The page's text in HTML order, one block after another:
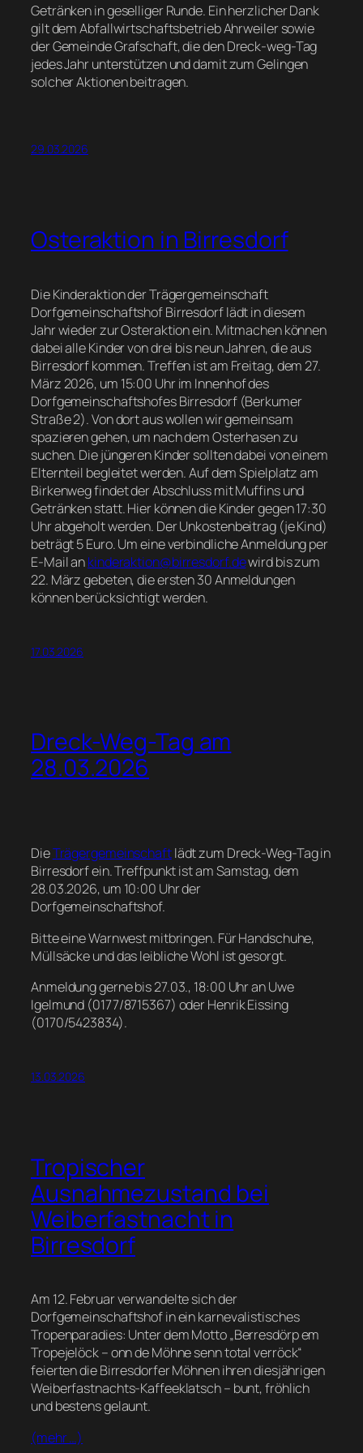
Getränken in geselliger Runde. Ein herzlicher Dank
gilt dem Abfallwirtschaftsbetrieb Ahrweiler sowie
der Gemeinde Grafschaft, die den Dreck-weg-Tag
jedes Jahr unterstützen und damit zum Gelingen
solcher Aktionen beitragen.
29.03.2026
Osteraktion in Birresdorf
Die Kinderaktion der Trägergemeinschaft
Dorfgemeinschaftshof Birresdorf lädt in diesem
Jahr wieder zur Osteraktion ein. Mitmachen können
dabei alle Kinder von drei bis neun Jahren, die aus
Birresdorf kommen. Treffen ist am Freitag, dem 27.
März 2026, um 15:00 Uhr im Innenhof des
Dorfgemeinschaftshofes Birresdorf (Berkumer
Straße 2). Von dort aus wollen wir gemeinsam
spazieren gehen, um nach dem Osterhasen zu
suchen. Die jüngeren Kinder sollten dabei von einem
Elternteil begleitet werden. Auf dem Spielplatz am
Birkenweg findet der Abschluss mit Muffins und
Getränken statt. Hier können die Kinder gegen 17:30
Uhr abgeholt werden. Der Unkostenbeitrag (je Kind)
beträgt 5 Euro. Um eine verbindliche Anmeldung per
E-Mail ankinderaktion@birresdorf.dewird bis zum
22. März gebeten, die ersten 30 Anmeldungen
können berücksichtigt werden.
17.03.2026
Dreck-Weg-Tag am
28.03.2026
DieTrägergemeinschaftlädt zum Dreck-Weg-Tag in
Birresdorf ein. Treffpunkt ist am Samstag, dem
28.03.2026, um 10:00 Uhr der
Dorfgemeinschaftshof.
Bitte eine Warnwest mitbringen. Für Handschuhe,
Müllsäcke und das leibliche Wohl ist gesorgt.
Anmeldung gerne bis 27.03., 18:00 Uhr an Uwe
Igelmund (0177/8715367) oder Henrik Eissing
(0170/5423834).
13.03.2026
Tropischer
Ausnahmezustand bei
Weiberfastnacht in
Birresdorf
Am 12. Februar verwandelte sich der
Dorfgemeinschaftshof in ein karnevalistisches
Tropenparadies: Unter dem Motto „Berresdörp em
Tropejelöck – onn de Möhne senn total verröck“
feierten die Birresdorfer Möhnen ihren diesjährigen
Weiberfastnachts-Kaffeeklatsch – bunt, fröhlich
und bestens gelaunt.
(mehr …)